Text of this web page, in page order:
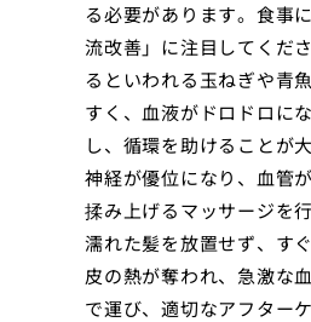
る必要があります。食事
流改善」に注目してくだ
るといわれる玉ねぎや青
すく、血液がドロドロに
し、循環を助けることが
神経が優位になり、血管
揉み上げるマッサージを
濡れた髪を放置せず、す
皮の熱が奪われ、急激な
で運び、適切なアフター